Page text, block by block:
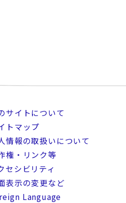
サイトについて
トマップ
情報の取扱いについて
権・リンク等
セシビリティ
表示の変更など
Language